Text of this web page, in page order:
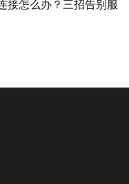
接怎么办？三招告别服